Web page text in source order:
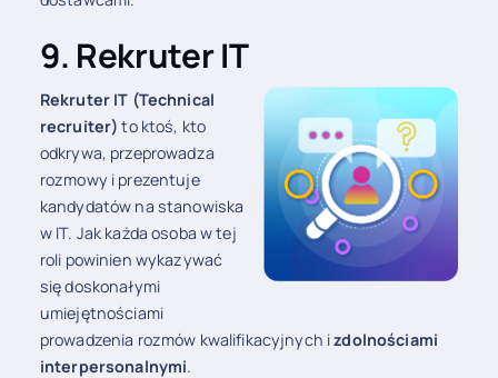
9. Rekruter IT
Rekruter IT (Technical
recruiter) to ktoś, kto
odkrywa, przeprowadza
rozmowy i prezentuje
kandydatów na stanowiska
w IT. Jak każda osoba w tej
roli powinien wykazywać
się doskonałymi
umiejętnościami
prowadzenia rozmów kwalifikacyjnych izdolnościami
interpersonalnymi.